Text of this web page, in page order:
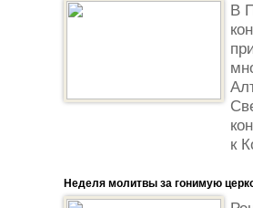
В
к
Неделя молитвы за гонимую